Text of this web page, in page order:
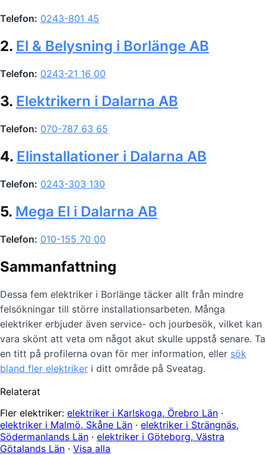
Telefon: 0243-801 45
2. El & Belysning i Borlänge AB
Telefon: 0243-21 16 00
3. Elektrikern i Dalarna AB
Telefon: 070-787 63 65
4. Elinstallationer i Dalarna AB
Telefon: 0243-303 130
5. Mega El i Dalarna AB
Telefon: 010-155 70 00
Sammanfattning
Dessa fem elektriker i Borlänge täcker allt från mindre
felsökningar till större installationsarbeten. Många
elektriker erbjuder även service- och jourbesök, vilket kan
vara skönt att veta om något akut skulle uppstå senare. Ta
en titt på profilerna ovan för mer information, eller sök
bland fler elektriker i ditt område på Sveatag.
Relaterat
Fler elektriker: elektriker i Karlskoga, Örebro Län ·
elektriker i Malmö, Skåne Län · elektriker i Strängnäs,
Södermanlands Län · elektriker i Göteborg, Västra
Götalands Län · Visa alla